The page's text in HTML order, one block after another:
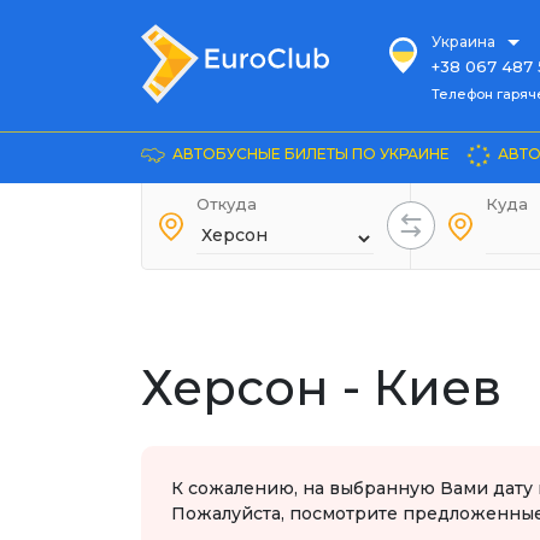
Украина
+38 067 487
Телефон гарячей
Довідка
+38 044 486
+38 067 240
Телефон
АВТОБУСНЫЕ БИЛЕТЫ ПО УКРАИНЕ
Откуда Куда
Херсон - Киев
К сожалению, на выбранную Вами дату
Пожалуйста, посмотрите